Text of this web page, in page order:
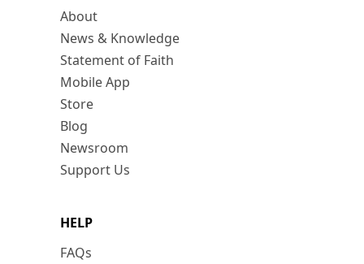
About
News & Knowledge
Statement of Faith
Mobile App
Store
Blog
Newsroom
Support Us
HELP
FAQs